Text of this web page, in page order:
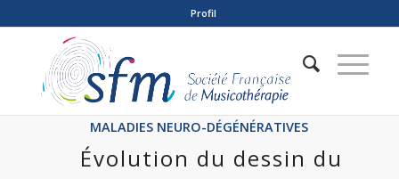
Profil
MALADIES NEURO-DÉGÉNÉRATIVES
Évolution du dessin du